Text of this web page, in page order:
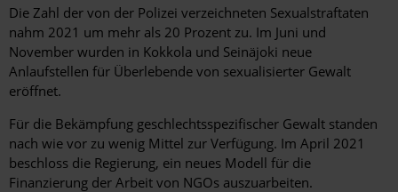
Die Zahl der von der Polizei verzeichneten Sexualstraftaten
nahm 2021 um mehr als 20 Prozent zu. Im Juni und
November wurden in Kokkola und Seinäjoki neue
Anlaufstellen für Überlebende von sexualisierter Gewalt
eröffnet.
Für die Bekämpfung geschlechtsspezifischer Gewalt standen
nach wie vor zu wenig Mittel zur Verfügung. Im April 2021
beschloss die Regierung, ein neues Modell für die
Finanzierung der Arbeit von NGOs auszuarbeiten.